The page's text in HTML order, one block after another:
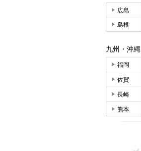
広島
島根
九州・沖縄
福岡
佐賀
長崎
熊本